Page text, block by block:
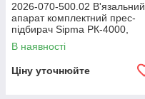
2026-070-500.02 В'язальний
апарат комплектний прес-
підбирач Sipma РК-4000,
РК-4010, Z-224/1
В наявності
Ціну уточнюйте